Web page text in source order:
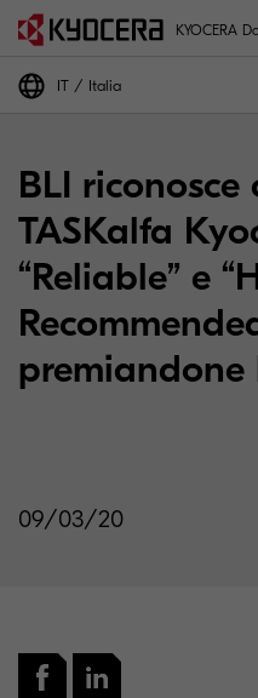
KYOCERA
IT Italia
BLI riconosce
TASKalfa
“Reliable” e
09/03/20